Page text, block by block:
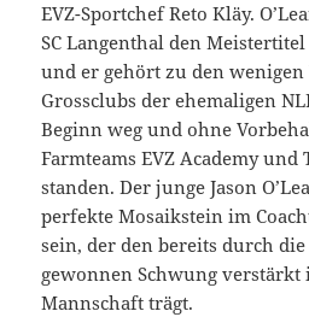
EVZ-Sportchef Reto Kläy.
SC Langenthal den
und er gehört zu den
Grossclubs der ehemaligen
Beginn weg und ohne
Farmteams EVZ Academy und
standen. Der junge Jason
perfekte Mosaikstein im
sein, der den bereits durch die
gewonnen Schwung verstärkt
Mannschaft trägt.